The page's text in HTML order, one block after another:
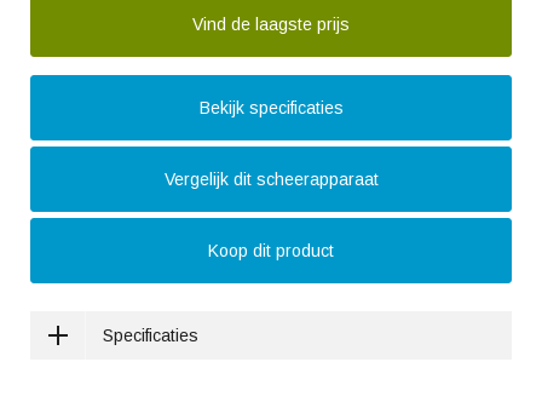
Vind de laagste prijs
Bekijk specificaties
Vergelijk dit scheerapparaat
Koop dit product
Specificaties